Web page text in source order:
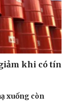
khi có tín
xuống còn